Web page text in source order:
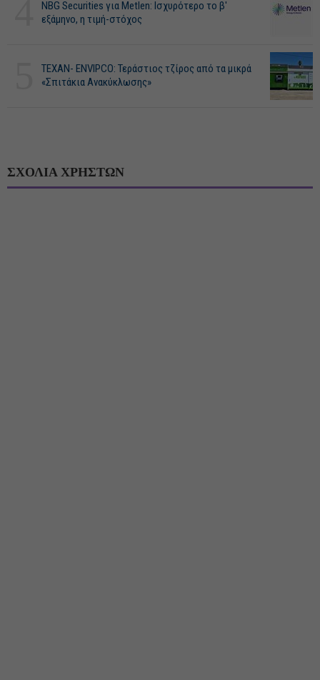
NBG Securities για Metlen: Ισχυρότερο το β'
εξάμηνο, η τιμή-στόχος
ΤΕΧΑΝ- ENVIPCO: Τεράστιος τζίρος από τα μικρά
«Σπιτάκια Ανακύκλωσης»
ΣΧΟΛΙΑ ΧΡΗΣΤΩΝ